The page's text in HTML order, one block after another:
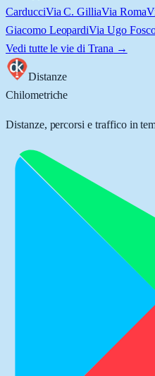
CarducciVia C. GilliaVia Roma
Giacomo LeopardiVia Ugo
Vedi tutte le vie di Trana →
Distanze
Chilometriche
Distanze, percorsi e traffico in